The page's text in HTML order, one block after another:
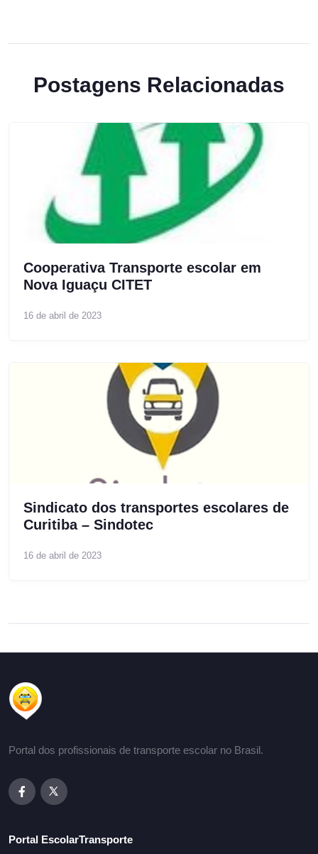
Postagens Relacionadas
Cooperativa Transporte escolar em
Nova Iguaçu CITET
16 de abril de 2023
Sindicato dos transportes escolares de
Curitiba – Sindotec
16 de abril de 2023
Portal dos profissionais de transporte escolar no Brasil.
Portal EscolarTransporte